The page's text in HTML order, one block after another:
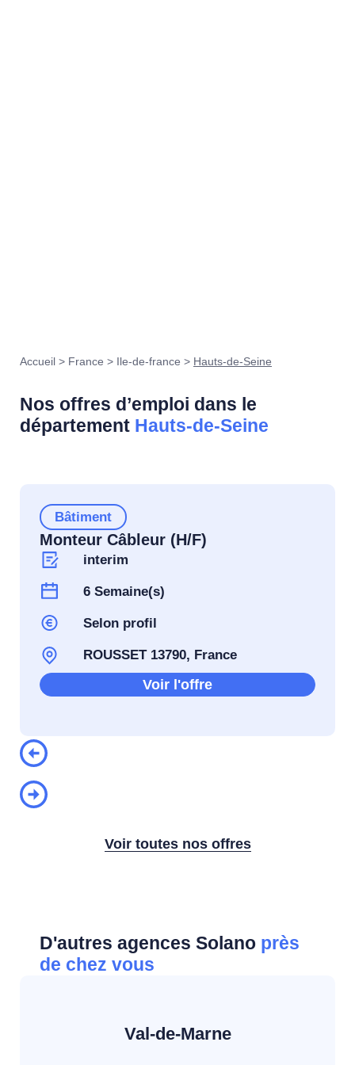
Accueil > France > Ile-de-france > Hauts-de-Seine
Nos offres d’emploi dans le
département Hauts-de-Seine
Bâtiment
Monteur Câbleur (H/F)
interim
6 Semaine(s)
Selon profil
ROUSSET 13790, France
Voir l'offre
Voir toutes nos offres
D'autres agences Solano près
de chez vous
Val-de-Marne